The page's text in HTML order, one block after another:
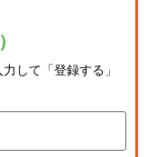
して「登録する」